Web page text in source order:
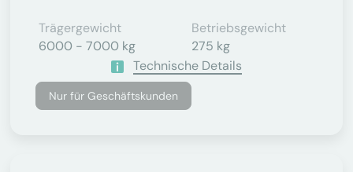
Trägergewicht
6000 - 7000 kg
Betriebsgewicht
275 kg
Technische Details
Nur für Geschäftskunden